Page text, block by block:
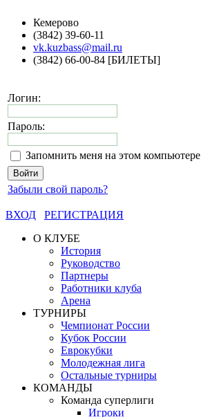
Кемерово
(3842) 39-60-11
vk.kuzbass@mail.ru
(3842) 66-00-84 [БИЛЕТЫ]
Логин:
Пароль:
Запомнить меня на этом компьютере
Забыли свой пароль?
ВХОД
РЕГИСТРАЦИЯ
О КЛУБЕ
История
Руководство
Партнеры
Работники клуба
Арена
ТУРНИРЫ
Чемпионат России
Кубок России
Еврокубки
Молодежная лига
Остальные турниры
КОМАНДЫ
Команда суперлиги
Игроки